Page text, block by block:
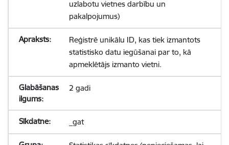
uzlabotu vietnes darbību un
pakalpojumus)
Reģistrē unikālu ID, kas tiek izmantots
statistisko datu iegūšanai par to, kā
apmeklētājs izmanto vietni.
2 gadi
_gat